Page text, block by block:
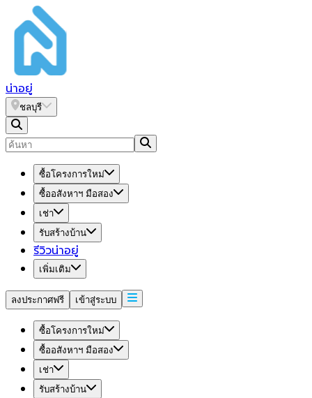
น่าอยู่
ชลบุรี
ซื้อโครงการใหม่
ซื้ออสังหาฯ มือสอง
เช่า
รับสร้างบ้าน
รีวิวน่าอยู่
เพิ่มเติม
ลงประกาศฟรี เข้าสู่ระบบ
ซื้อโครงการใหม่
ซื้ออสังหาฯ มือสอง
เช่า
รับสร้างบ้าน